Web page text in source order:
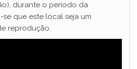
durante o período da
se que este local seja um
reprodução.